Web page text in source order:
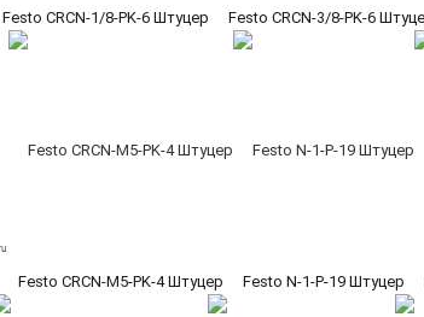
Festo CRCN-1/8-PK-6 Штуцер Festo CRCN-3/8-PK-6
Festo CRCN-M5-PK-4 Штуцер Festo N-1-P-19 Штуцер